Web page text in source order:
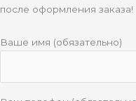
после оформления заказа!
Ваше имя (обязательно)